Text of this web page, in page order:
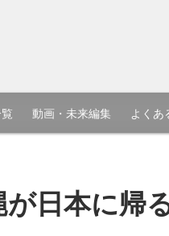
動画・未来編集 よくあ
日本に帰